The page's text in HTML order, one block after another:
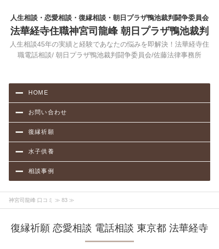
人生相談・恋愛相談・復縁相談・朝日プラザ鴨池裁判闘争委員会
法華経寺住職神宮司龍峰 朝日プラザ鴨池裁判
人生相談45年の実績と経験であなたの悩みを即解決！法華経寺住
職電話相談/ 朝日プラザ鴨池裁判闘争委員会/佐藤法律事務所
HOME
お問い合わせ
復縁祈願
水子供養
相談事例
神宮司龍峰 口コミ ≫ 83 ≫
復縁祈願 恋愛相談 電話相談 東京都 法華経寺